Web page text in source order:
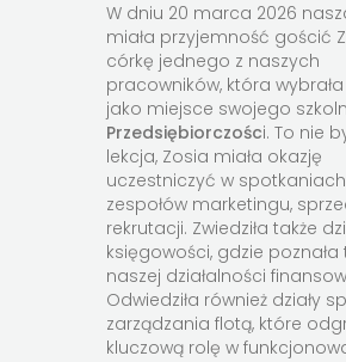
W dniu 20 marca 2026
miała przyjemność gościć
córkę jednego z naszych
pracowników, która wybrała
jako miejsce swojego
Przedsiębiorczości. To nie
lekcja, Zosia miała okazję
uczestniczyć w spotkaniach
zespołów marketingu,
rekrutacji. Zwiedziła także
księgowości, gdzie poznała
naszej działalności
Odwiedziła również działy
zarządzania flotą, które
kluczową rolę w